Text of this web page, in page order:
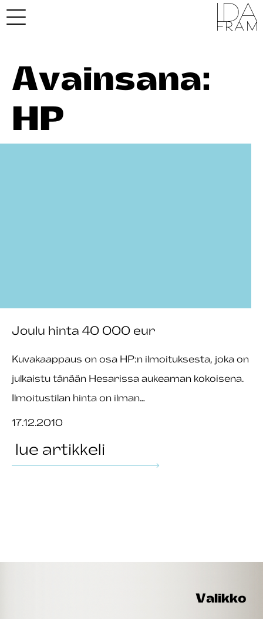
Avainsana:
HP
Joulu hinta 40 000 eur
Kuvakaappaus on osa HP:n ilmoituksesta, joka on
julkaistu tänään Hesarissa aukeaman kokoisena.
Ilmoitustilan hinta on ilman…
17.12.2010
lue artikkeli
Valikko